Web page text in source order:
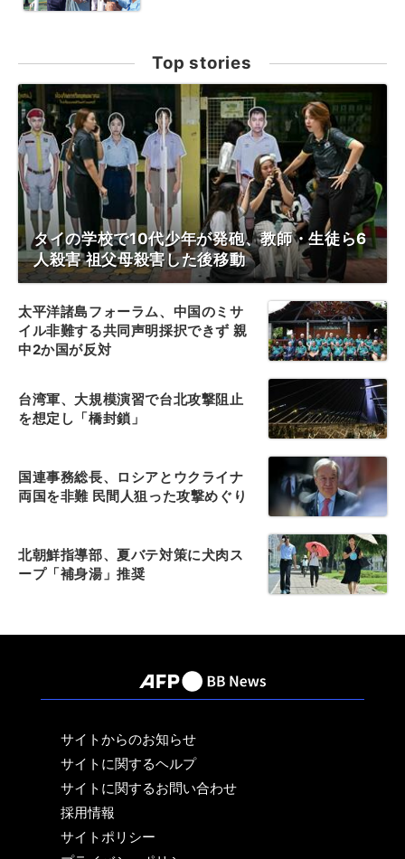
Top stories
タイの学校で10代少年が発砲、教師・生徒ら6
人殺害 祖父母殺害した後移動
太平洋諸島フォーラム、中国のミサ
イル非難する共同声明採択できず 親
中2か国が反対
台湾軍、大規模演習で台北攻撃阻止
を想定し「橋封鎖」
国連事務総長、ロシアとウクライナ
両国を非難 民間人狙った攻撃めぐり
北朝鮮指導部、夏バテ対策に犬肉ス
ープ「補身湯」推奨
サイトからのお知らせ
サイトに関するヘルプ
サイトに関するお問い合わせ
採用情報
サイトポリシー